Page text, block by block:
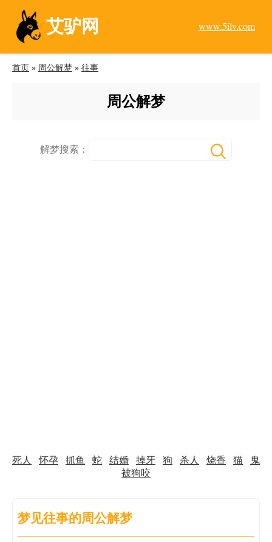
www.5ilv.com
艾驴网
首页 » 周公解梦 » 往事
周公解梦
解梦搜索：
死人 怀孕 抓鱼 蛇 结婚 掉牙 狗 杀人 烧香 猫
鬼
被狗咬
梦见往事的周公解梦